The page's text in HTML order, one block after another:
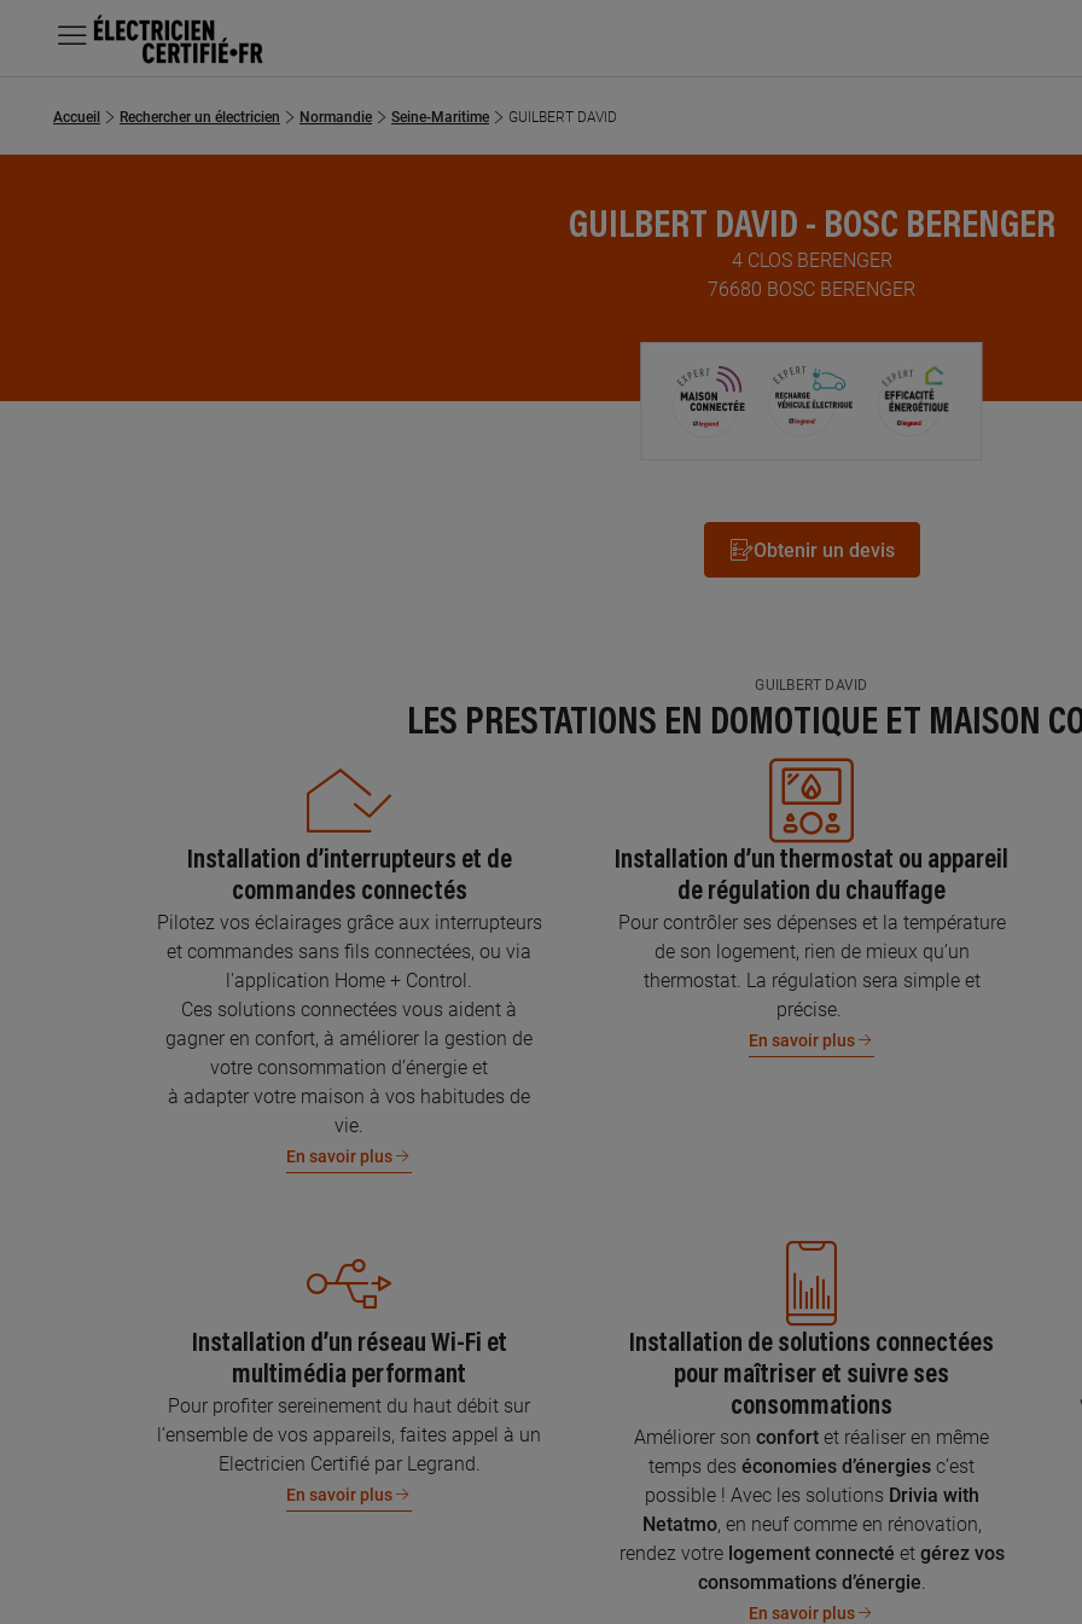
MENU
Chercher un électricien
Accueil Rechercher un électricien Normandie Seine-Maritime GUILBERT DAVID
GUILBERT DAVID - BOSC BERENGER
4 CLOS BERENGER
76680 BOSC BERENGER
Obtenir un devis
GUILBERT DAVID
LES PRESTATIONS EN DOMOTIQUE ET MAISON
Installation d’interrupteurs et de
commandes connectés
Pilotez vos éclairages grâce aux interrupteurs
et commandes sans fils connectées, ou via
l'application Home + Control.
Ces solutions connectées vous aident à
gagner en confort, à améliorer la gestion de
votre consommation d’énergie et
à adapter votre maison à vos habitudes de
vie.
En savoir plus
Installation d’un thermostat ou appareil
de régulation du chauffage
Pour contrôler ses dépenses et la température
de son logement, rien de mieux qu’un
thermostat. La régulation sera simple et
précise.
En savoir plus
Installation d’un réseau Wi-Fi et
multimédia performant
Pour profiter sereinement du haut débit sur
l’ensemble de vos appareils, faites appel à un
Electricien Certifié par Legrand.
En savoir plus
Installation de solutions connectées
pour maîtriser et suivre ses
consommations
Améliorer son confort et réaliser en même
temps des économies d’énergies c’est
possible ! Avec les solutions Drivia with
Netatmo, en neuf comme en rénovation,
rendez votre logement connecté et gérez vos
consommations d’énergie.
En savoir plus